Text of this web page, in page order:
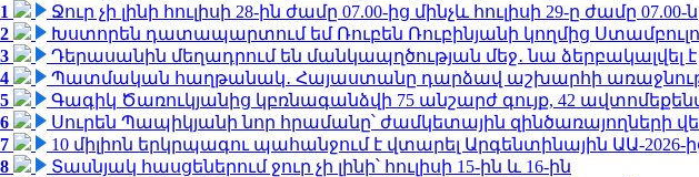
1
Ջուր չի լինի հուլիսի 28-ին ժամը 07.00-ից մինչև հուլիսի 29-ը ժամը 07.00-ն
2
Խստորեն դատապարտում եմ Ռուբեն Ռուբինյանի կողմից
3
Դերասանին մեղադրում են մանկապղծության մեջ․ նա ձերբակալվել է
4
Պատմական հաղթանակ․ Հայաստանը դարձավ աշխարհի
5
Գագիկ Ծառուկյանից կբռնագանձվի 75 անշարժ գույք, 42
6
Սուրեն Պապիկյանի նոր հրամանը՝ ժամկետային զինծառայողների
7
10 միլիոն երկրպագու պահանջում է վտարել Արգենտինային ԱԱ-2026-
8
Տասնյակ հասցեներում ջուր չի լինի՝ հուլիսի 15-ին և 16-ին